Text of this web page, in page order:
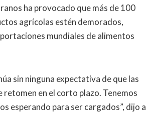
ha provocado que más de 100
agrícolas estén demorados,
mundiales de alimentos
sin ninguna expectativa de que las
retomen en el corto plazo. Tenemos
esperando para ser cargados”, dijo a